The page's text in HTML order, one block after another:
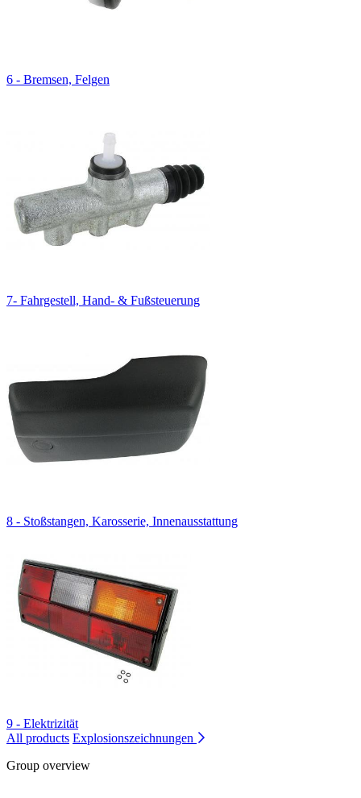
6 - Bremsen, Felgen
7- Fahrgestell, Hand- & Fußsteuerung
8 - Stoßstangen, Karosserie, Innenausstattung
9 - Elektrizität
All products Explosionszeichnungen
Group overview